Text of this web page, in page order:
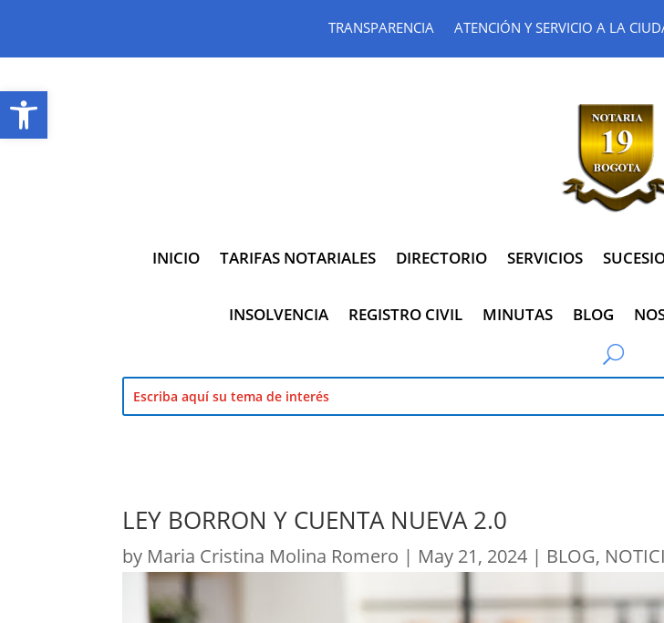
Abrir barra de herramientas
TRANSPARENCIA ATENCIÓN Y SERVICIO A LA
INICIO TARIFAS NOTARIALES DIRECTORIO SERVICIOS
INSOLVENCIA REGISTRO CIVIL MINUTAS BLOG
LEY BORRON Y CUENTA NUEVA 2.0
by Maria Cristina Molina Romero | May 21, 2024 | BLOG,